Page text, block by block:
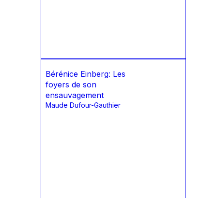
Bérénice Einberg: Les
foyers de son
ensauvagement
Maude Dufour-Gauthier